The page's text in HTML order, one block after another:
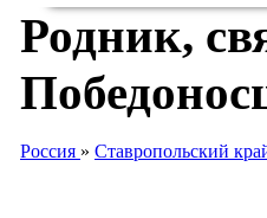
Родник,
Россия » Ставропольский